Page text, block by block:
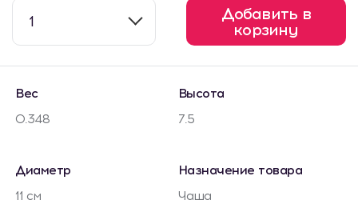
1
Добавить в
корзину
Вес
0.348
Высота
7.5
Диаметр
11 см
Назначение товара
Чаша